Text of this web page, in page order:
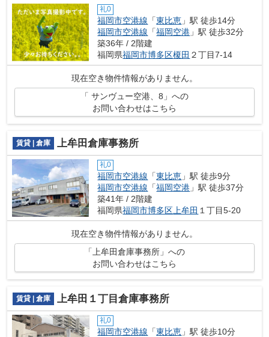
礼0
福岡市空港線 「東比恵 」駅 徒歩14分
福岡市空港線 「福岡空港 」駅 徒歩32分
築36年 / 2階建
福岡県福岡市博多区榎田 ２丁目7-14
現在空き物件情報がありません。
「 サンヴュー空港、8」への
お問い合わせはこちら
賃貸 | 倉庫 上牟田倉庫事務所
礼0
福岡市空港線 「東比恵 」駅 徒歩9分
福岡市空港線 「福岡空港 」駅 徒歩37分
築41年 / 2階建
福岡県福岡市博多区 上牟田 １丁目5-20
現在空き物件情報がありません。
「上牟田倉庫事務所」への
お問い合わせはこちら
賃貸 | 倉庫 上牟田１丁目倉庫事務所
礼0
福岡市空港線 「東比恵 」駅 徒歩10分